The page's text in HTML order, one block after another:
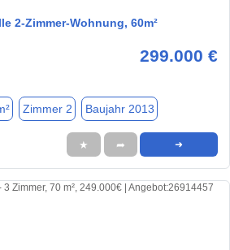
2-Zimmer-Wohnung, 60m²
299.000 €
Zimmer 2 Baujahr 2013
★ ➦ ➜